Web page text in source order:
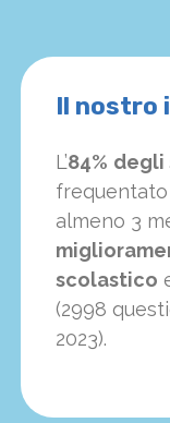
Il nostro
L’84% degli
almeno 3
scolastico
(2998
2023).